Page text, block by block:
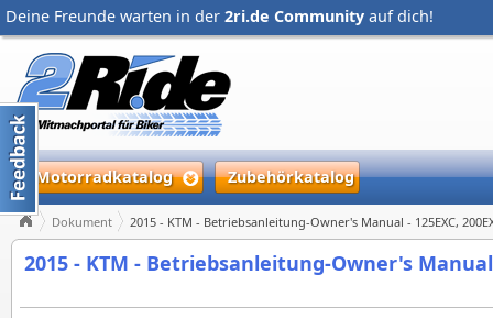
Deine Freunde warten in der 2ri.de Community auf dich!
Motorradkatalog Zubehörkatalog
Dokument 2015 - KTM - Betriebsanleitung-Owner's Manual - 125EXC,
2015 - KTM - Betriebsanleitung-Owner's Manual -